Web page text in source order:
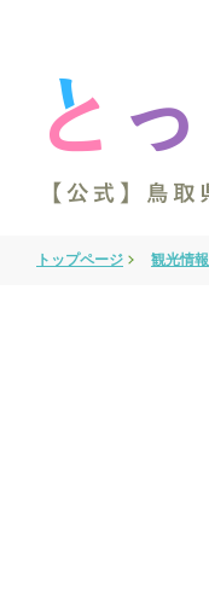
トップページ 観光情報